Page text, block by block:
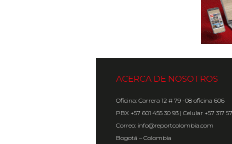
ACERCA DE NOSOTROS
Oficina: Carrera 12 # 79 -08 oficina 606
PBX +57 601 455 30 93 | Celular +57 317
Correo: info@reportcolombia.com
Bogotá – Colombia